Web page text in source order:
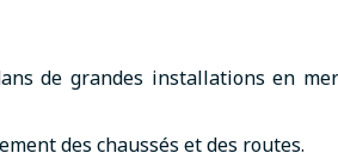
de grandes installations en
des chaussés et des routes.